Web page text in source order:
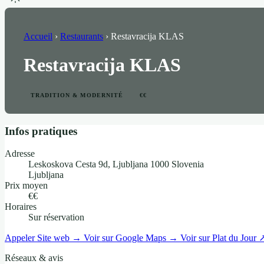
Accueil › Restaurants › Restavracija KLAS
Restavracija KLAS
TRADITION & MODERNITÉ €€
Infos pratiques
Adresse
Leskoskova Cesta 9d, Ljubljana 1000 Slovenia
Ljubljana
Prix moyen
€€
Horaires
Sur réservation
Appeler Site web → Voir sur Google Maps → Voir sur Plat du Jour
Réseaux & avis